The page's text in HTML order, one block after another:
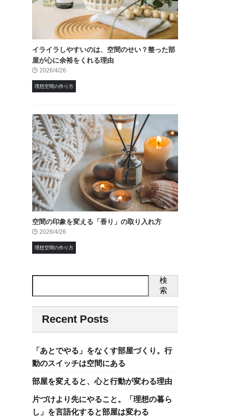
イライラしやすいのは、空間のせい？整った部
屋が心に余裕をくれる理由
2026/4/26
理想空間の作り方
空間の印象を変える「香り」の取り入れ方
2026/4/26
理想空間の作り方
検
索
Recent Posts
「あとでやる」をなくす部屋づくり。行
動のスイッチは空間にある
部屋を変えると、心と行動が変わる理由
片づけより先にやること。「理想の暮ら
し」を言語化すると部屋は変わる